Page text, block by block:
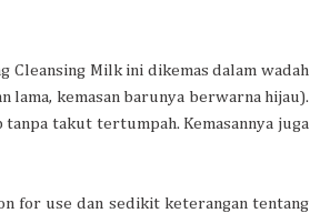
Cleansing Milk ini dikemas dalam wadah
lama, kemasan barunya berwarna hijau).
takut tertumpah. Kemasannya juga
for use dan sedikit keterangan tentang